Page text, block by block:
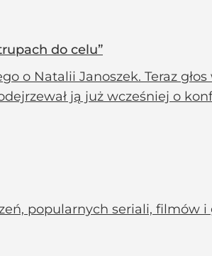
do celu”
o Natalii Janoszek. Teraz
ją już wcześniej o
popularnych seriali, filmów i